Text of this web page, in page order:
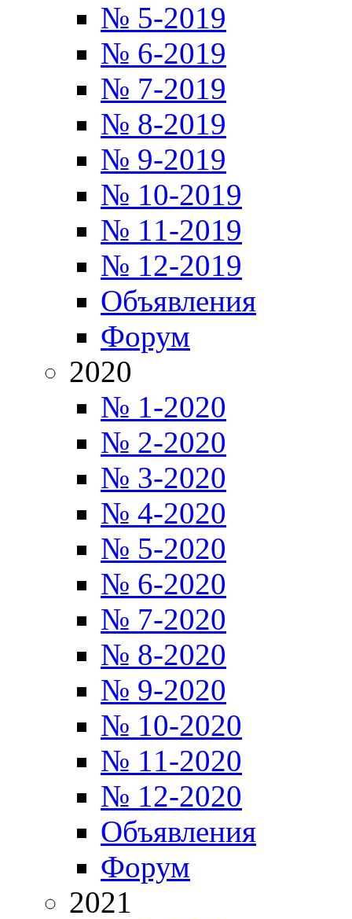
№ 5-2019
№ 6-2019
№ 7-2019
№ 8-2019
№ 9-2019
№ 10-2019
№ 11-2019
№ 12-2019
Объявления
Форум
2020
№ 1-2020
№ 2-2020
№ 3-2020
№ 4-2020
№ 5-2020
№ 6-2020
№ 7-2020
№ 8-2020
№ 9-2020
№ 10-2020
№ 11-2020
№ 12-2020
Объявления
Форум
2021